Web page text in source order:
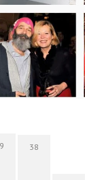
38